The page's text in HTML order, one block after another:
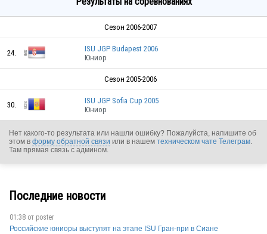
Сезон 2006-2007
24.
ISU JGP Budapest 2006
Юниор
Сезон 2005-2006
30.
ISU JGP Sofia Cup 2005
Юниор
Нет какого-то результата или нашли ошибку? Пожалуйста, напишите об
этом в форму обратной связи или в нашем техническом чате Телеграм.
Там прямая связь с админом.
Последние новости
01:38 от poster
Российские юниоры выступят на этапе ISU Гран-при в Сиане